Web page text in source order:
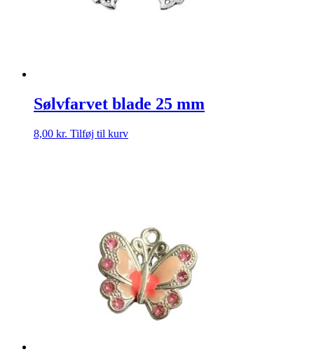
Sølvfarvet blade 25 mm
8,00 kr. Tilføj til kurv